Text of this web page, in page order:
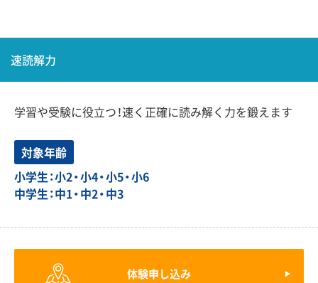
速読解力
学習や受験に役立つ！速く正確に読み解く力を鍛えます
対象年齢
小学生：小2・小4・小5・小6
中学生：中1・中2・中3
体験申し込み